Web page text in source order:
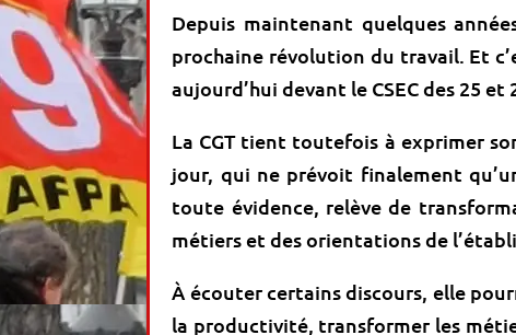
Depuis maintenant quelques
prochaine révolution du travail. Et
aujourd’hui devant le CSEC des 25
La CGT tient toutefois à exprimer
jour, qui ne prévoit finalement
toute évidence, relève de
métiers et des orientations de
À écouter certains discours, elle
la productivité, transformer les